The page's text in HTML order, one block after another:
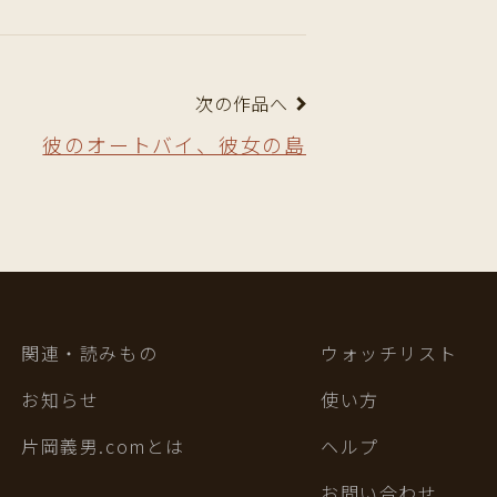
次の作品へ
彼のオートバイ、彼女の島
関連・読みもの
お知らせ
片岡義男.comとは
ウォッチリスト
使い方
ヘルプ